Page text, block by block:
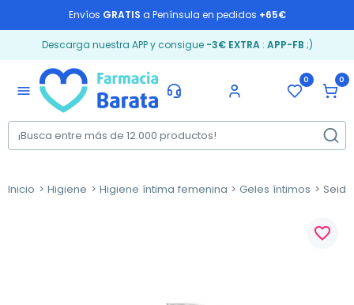
Envíos GRATIS a Península en pedidos +65€
Descarga nuestra APP y consigue -3€ EXTRA: APP-FB ;)
menu
0 0
Inicio Higiene Higiene íntima femenina Geles íntimos
favorite_border